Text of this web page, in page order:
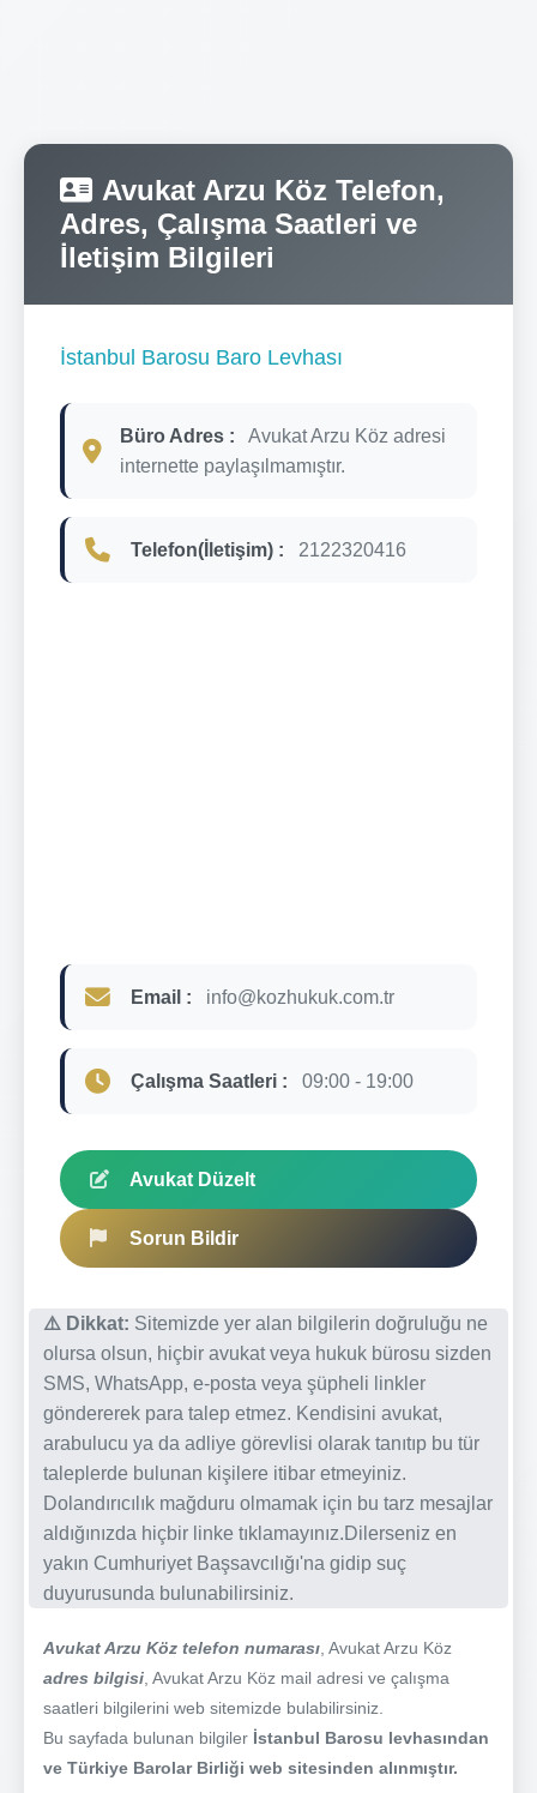
Avukat Arzu Köz Telefon,
Adres, Çalışma Saatleri ve
İletişim Bilgileri
İstanbul Barosu Baro Levhası
Büro Adres :
Avukat Arzu Köz adresi
internette paylaşılmamıştır.
Telefon(İletişim) : 2122320416
Email : info@kozhukuk.com.tr
Çalışma Saatleri : 09:00 - 19:00
Avukat Düzelt
Sorun Bildir
⚠️ Dikkat: Sitemizde yer alan bilgilerin doğruluğu ne
olursa olsun, hiçbir avukat veya hukuk bürosu sizden
SMS, WhatsApp, e-posta veya şüpheli linkler
göndererek para talep etmez. Kendisini avukat,
arabulucu ya da adliye görevlisi olarak tanıtıp bu tür
taleplerde bulunan kişilere itibar etmeyiniz.
Dolandırıcılık mağduru olmamak için bu tarz mesajlar
aldığınızda hiçbir linke tıklamayınız.Dilerseniz en
yakın Cumhuriyet Başsavcılığı'na gidip suç
duyurusunda bulunabilirsiniz.
Avukat Arzu Köz telefon numarası , Avukat Arzu Köz
adres bilgisi , Avukat Arzu Köz mail adresi ve çalışma
saatleri bilgilerini web sitemizde bulabilirsiniz.
Bu sayfada bulunan bilgiler İstanbul Barosu levhasından
ve Türkiye Barolar Birliği web sitesinden alınmıştır.